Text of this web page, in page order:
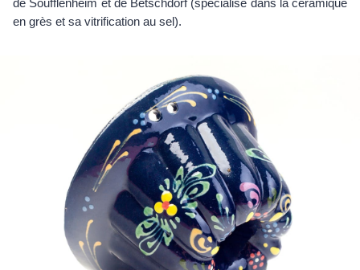
de Soufflenheim et de Betschdorf (spécialisé dans la céramique
en grès et sa vitrification au sel).